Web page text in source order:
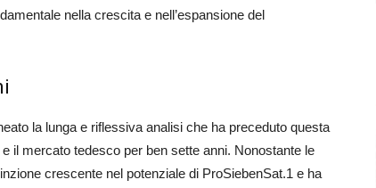
nella crescita e nell’espansione del
la lunga e riflessiva analisi che ha preceduto questa
il mercato tedesco per ben sette anni. Nonostante le
crescente nel potenziale di ProSiebenSat.1 e ha